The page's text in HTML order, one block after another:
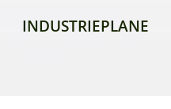
INDUSTRIEPLANE